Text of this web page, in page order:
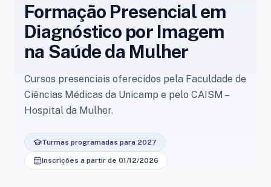
Formação Presencial em
Diagnóstico por Imagem
na Saúde da Mulher
Cursos presenciais oferecidos pela Faculdade de
Ciências Médicas da Unicamp e pelo CAISM –
Hospital da Mulher.
Turmas programadas para 2027
Inscrições a partir de 01/12/2026